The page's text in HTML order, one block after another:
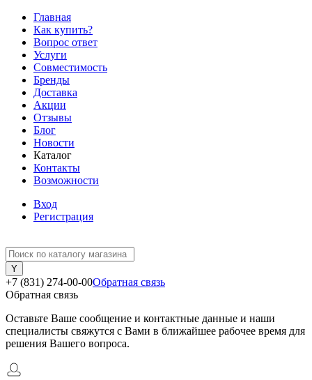
Главная
Как купить?
Вопрос ответ
Услуги
Совместимость
Бренды
Доставка
Акции
Отзывы
Блог
Новости
Каталог
Контакты
Возможности
Вход
Регистрация
+7 (831) 274-00-00Обратная связь
Обратная связь
Оставьте Ваше сообщение и контактные данные и наши
специалисты свяжутся с Вами в ближайшее рабочее время для
решения Вашего вопроса.